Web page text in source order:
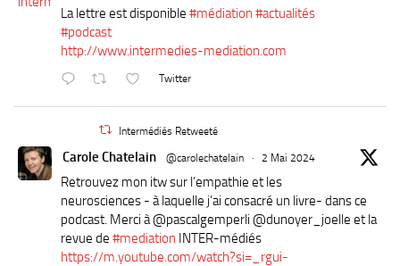
La lettre est disponible #médiation #actualités
#podcast
http://www.intermedies-mediation.com
Twitter
Intermédiés Retweeté
Carole Chatelain @carolechatelain · 2 Mai 2024
Retrouvez mon itw sur l’empathie et les
neurosciences - à laquelle j’ai consacré un livre- dans ce
podcast. Merci à ⁦@pascalgemperli⁩ ⁦@dunoyer_joelle⁩ et la
revue de #mediation INTER-médiés
https://m.youtube.com/watch?si=_rgui-